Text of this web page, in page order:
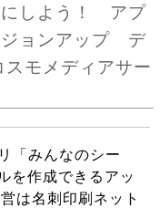
にしよう！ アプ
ジョンアップ デ
モメディアサー
「みんなのシー
を作成できるアッ
は名刺印刷ネット